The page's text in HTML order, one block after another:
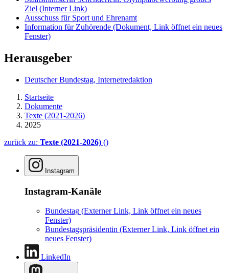
Ziel (Interner Link)
Ausschuss für Sport und Ehrenamt
Information für Zuhörende (Dokument, Link öffnet ein neues
Fenster)
Herausgeber
Deutscher Bundestag, Internetredaktion
Startseite
Dokumente
Texte (2021-2026)
2025
zurück zu: Texte (2021-2026) ()
Instagram
Instagram-Kanäle
Bundestag (Externer Link, Link öffnet ein neues
Fenster)
Bundestagspräsidentin (Externer Link, Link öffnet ein
neues Fenster)
LinkedIn